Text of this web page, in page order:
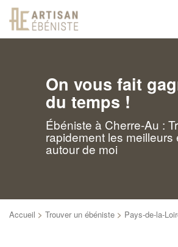
On vous fait
du temps !
Ébéniste à Cherre-Au :
rapidement les meilleurs
autour de moi
Accueil > Trouver un ébéniste > Pays-de-la-